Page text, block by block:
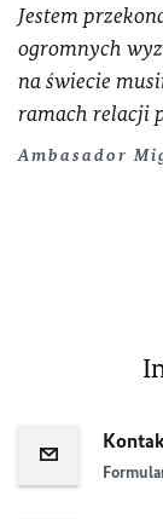
Jestem
ogromnych
na świecie
ramach relacji
Ambasador